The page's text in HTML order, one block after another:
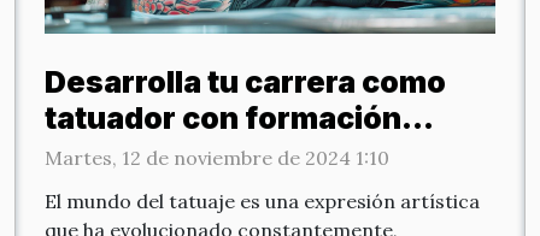
Desarrolla tu carrera como
tatuador con formación
online completa
Martes, 12 de noviembre de 2024 1:10
El mundo del tatuaje es una expresión artística
que ha evolucionado constantemente,